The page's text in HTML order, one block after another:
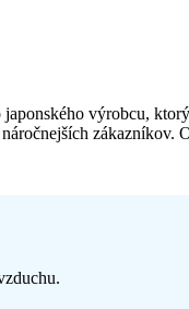
výrobcu,
zákazníkov.